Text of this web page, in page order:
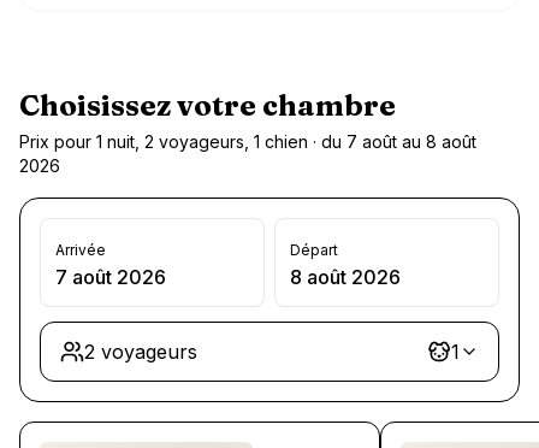
Choisissez votre chambre
Prix pour 1 nuit, 2 voyageurs, 1 chien · du 7 août au 8 août
2026
Arrivée
7 août 2026
Départ
8 août 2026
2 voyageurs 1
Chargement des chambres et des formules…